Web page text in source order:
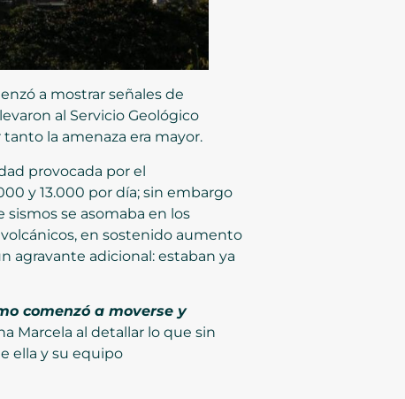
a mostrar señales de
al Servicio Geológico
la amenaza era mayor.
provocada por el
y 13.000 por día; sin embargo
se asomaba en los
en sostenido aumento
agravante adicional: estaban ya
comenzó a moverse y
Marcela al detallar lo que sin
ella y su equipo